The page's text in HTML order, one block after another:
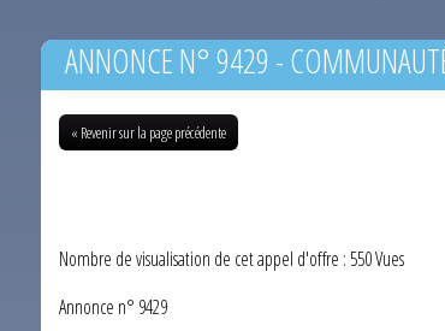
ANNONCE N° 9429 -
« Revenir sur la page précédente
Nombre de visualisation de cet appel d'offre : 550 Vues
Annonce n° 9429